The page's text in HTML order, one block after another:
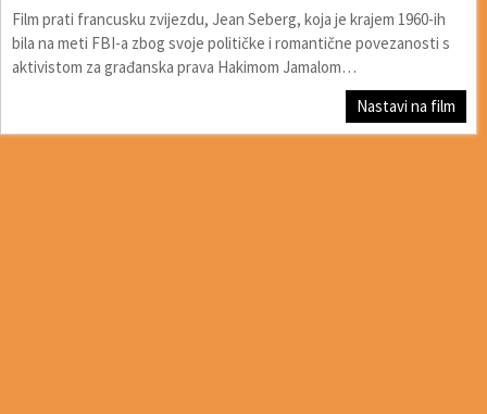
Film prati francusku zvijezdu, Jean Seberg, koja je krajem 1960-ih
bila na meti FBI-a zbog svoje političke i romantične povezanosti s
aktivistom za građanska prava Hakimom Jamalom…
Nastavi na film